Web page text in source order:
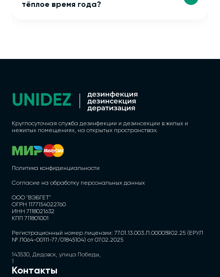
тёплое время года?
Круглосуточная служба дезинфекции и дезинсекции в жилых и
нежилых помещениях, на открытых пространствах.
Политика конфиденциальности
Согласие на обработку персональных данных
ООО "ВЭБГЕТ"
ОГРН 1177154022760
ИНН 7118021632
КПП 711801001
Регистрационный номер лицензии: 77.01.13.003.Л.000059.02.25 (ЕРУЛ
№ Л064-00111-77/01845104) от 07.02.2025
143530, Дедовск, улица Победы,
1
Контакты